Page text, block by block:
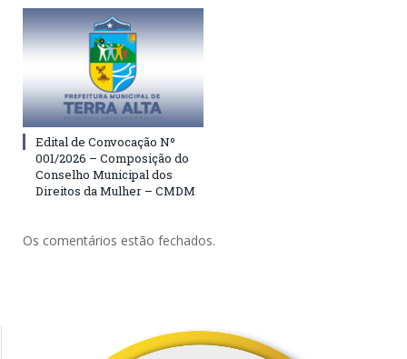
Edital de Convocação Nº
001/2026 – Composição do
Conselho Municipal dos
Direitos da Mulher – CMDM
Os comentários estão fechados.